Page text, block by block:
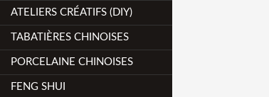
ATELIERS CRÉATIFS (DIY)
TABATIÈRES CHINOISES
PORCELAINE CHINOISES
FENG SHUI